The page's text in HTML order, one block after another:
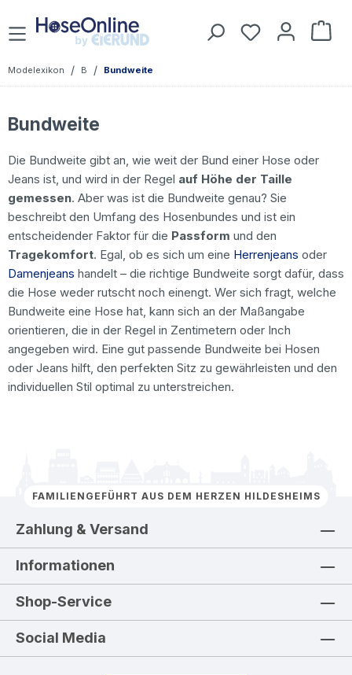
Zum Hauptinhalt springen Du hast 0
Modelexikon / B / Bundweite
Bundweite
Die Bundweite gibt an, wie weit der Bund einer Hose oder
Jeans ist, und wird in der Regel auf Höhe der Taille
gemessen. Aber was ist die Bundweite genau? Sie
beschreibt den Umfang des Hosenbundes und ist ein
entscheidender Faktor für die Passform und den
Tragekomfort. Egal, ob es sich um eine Herrenjeans oder
Damenjeans handelt – die richtige Bundweite sorgt dafür, dass
die Hose weder rutscht noch einengt. Wer sich fragt, welche
Bundweite eine Hose hat, kann sich an der Maßangabe
orientieren, die in der Regel in Zentimetern oder Inch
angegeben wird. Eine gut passende Bundweite bei Hosen
oder Jeans hilft, den perfekten Sitz zu gewährleisten und den
individuellen Stil optimal zu unterstreichen.
FAMILIENGEFÜHRT AUS DEM HERZEN HILDESHEIMS
Zahlung & Versand
Informationen
Shop-Service
Social Media